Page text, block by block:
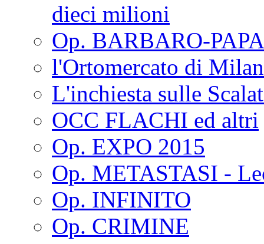
dieci milioni
Op. BARBARO-
l'Ortomercato di
L'inchiesta sulle
OCC FLACHI ed altri
Op. EXPO 2015
Op. METASTASI -
Op. INFINITO
Op. CRIMINE